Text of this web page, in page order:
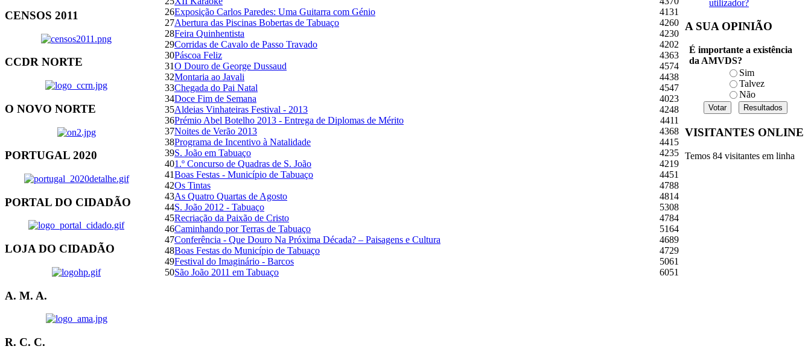
CENSOS 2011
CCDR NORTE
O NOVO NORTE
PORTUGAL 2020
PORTAL DO CIDADÃO
LOJA DO CIDADÃO
A. M. A.
R. C. C.
26Exposição Carlos Paredes: Uma Guitarra com Génio
4131
27Abertura das Piscinas Bobertas de Tabuaço
4260
28Feira Quinhentista
4230
29Corridas de Cavalo de Passo Travado
4202
30Páscoa Feliz
4363
31O Douro de George Dussaud
4574
32Montaria ao Javali
4438
33Chegada do Pai Natal
4547
34Doce Fim de Semana
4023
35Aldeias Vinhateiras Festival - 2013
4248
36Prémio Abel Botelho 2013 - Entrega de Diplomas de Mérito
4411
37Noites de Verão 2013
4368
38Programa de Incentivo à Natalidade
4415
39S. João em Tabuaço
4235
401.º Concurso de Quadras de S. João
4219
41Boas Festas - Município de Tabuaço
4451
42Os Tintas
4788
43As Quatro Quartas de Agosto
4814
44S. João 2012 - Tabuaço
5308
45Recriação da Paixão de Cristo
4784
46Caminhando por Terras de Tabuaço
5164
47Conferência - Que Douro Na Próxima Década? – Paisagens e Cultura
4689
48Boas Festas do Município de Tabuaço
4729
49Festival do Imaginário - Barcos
5061
50São João 2011 em Tabuaço 6051
utilizador?
A SUA OPINIÃO
É importante a existência
da AMVDS?
Sim
Talvez
Não
VISITANTES ONLINE
Temos 84 visitantes em linha